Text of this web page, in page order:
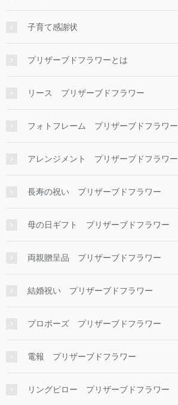
子育て感謝状
プリザーブドフラワーとは
リース プリザーブドフラワー
フォトフレーム プリザーブドフラワー
アレンジメント プリザーブドフラワー
長寿の祝い プリザーブドフラワー
母の日ギフト プリザーブドフラワー
両親贈呈品 プリザーブドフラワー
結婚祝い プリザーブドフラワー
プロポーズ プリザーブドフラワー
電報 プリザーブドフラワー
リングピロー プリザーブドフラワー